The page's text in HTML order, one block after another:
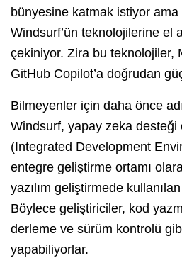
bünyesine katmak istiyor ama
Windsurf’ün teknolojilerine el
çekiniyor. Zira bu teknolojiler,
GitHub Copilot’a doğrudan
Bilmeyenler için daha önce
Windsurf, yapay zeka desteği
(Integrated Development
entegre geliştirme ortamı
yazılım geliştirmede
Böylece geliştiriciler, kod
derleme ve sürüm kontrolü
yapabiliyorlar.